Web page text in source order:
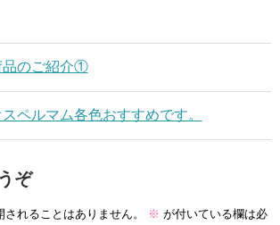
品のご紹介①
ペルマム各色おすすめです。
ぞ
れることはありません。 ※ が付いている欄は必